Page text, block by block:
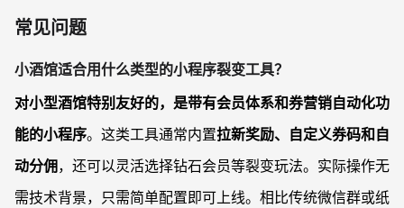
常见问题
小酒馆适合用什么类型的小程序裂变工具？
对小型酒馆特别友好的，是带有会员体系和券营销自动化功
能的小程序。这类工具通常内置拉新奖励、自定义券码和自
动分佣，还可以灵活选择钻石会员等裂变玩法。实际操作无
需技术背景，只需简单配置即可上线。相比传统微信群或纸